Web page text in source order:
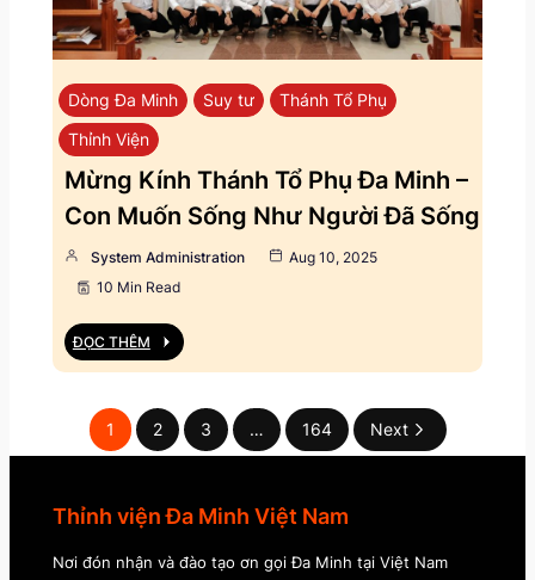
Dòng Đa Minh Suy tư
Thánh Tổ Phụ
Thỉnh Viện
Mừng Kính Thánh Tổ Phụ Đa Minh –
Con Muốn Sống Như Người Đã Sống
System Administration
Aug 10, 2025
10 Min Read
ĐỌC THÊM
1 2 3 … 164 Next
Thỉnh viện Đa Minh Việt Nam
Nơi đón nhận và đào tạo ơn gọi Đa Minh tại Việt Nam